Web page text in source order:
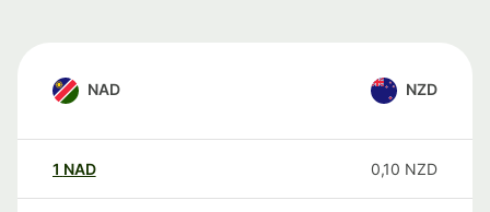
NAD NZD
1 NAD 0,10 NZD